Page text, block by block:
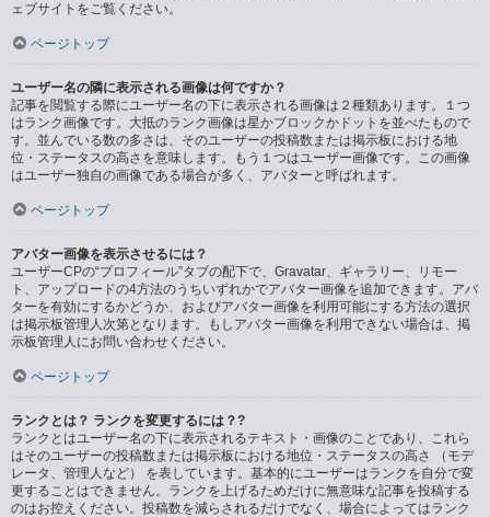
ェブサイトをご覧ください。
ページトップ
ユーザー名の隣に表示される画像は何ですか？
記事を閲覧する際にユーザー名の下に表示される画像は２種類あります。１つ
はランク画像です。大抵のランク画像は星かブロックかドットを並べたもので
す。並んでいる数の多さは、そのユーザーの投稿数または掲示板における地
位・ステータスの高さを意味します。もう１つはユーザー画像です。この画像
はユーザー独自の画像である場合が多く、アバターと呼ばれます。
ページトップ
アバター画像を表示させるには？
ユーザーCPの“プロフィール”タブの配下で、Gravatar、ギャラリー、リモー
ト、アップロードの4方法のうちいずれかでアバター画像を追加できます。アバ
ターを有効にするかどうか、およびアバター画像を利用可能にする方法の選択
は掲示板管理人次第となります。もしアバター画像を利用できない場合は、掲
示板管理人にお問い合わせください。
ページトップ
ランクとは？ ランクを変更するには？?
ランクとはユーザー名の下に表示されるテキスト・画像のことであり、これら
はそのユーザーの投稿数または掲示板における地位・ステータスの高さ （モデ
レータ、管理人など） を表しています。基本的にユーザーはランクを自分で変
更することはできません。ランクを上げるためだけに無意味な記事を投稿する
のはお控えください。投稿数を減らされるだけでなく、場合によってはランク